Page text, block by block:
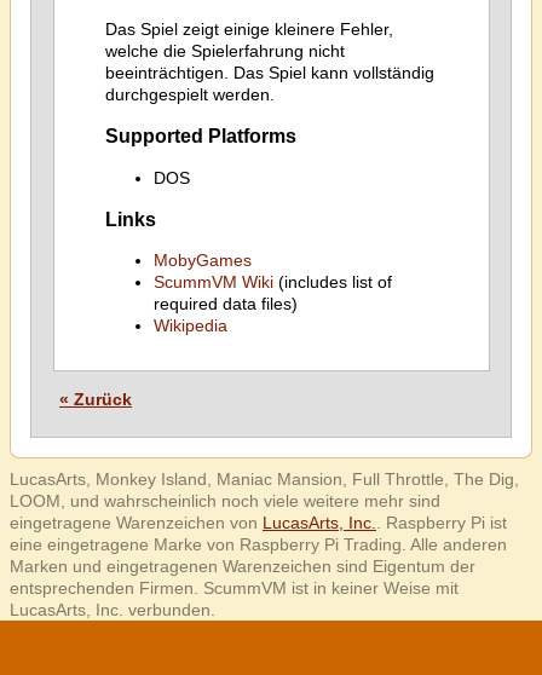
Das Spiel zeigt einige kleinere Fehler,
welche die Spielerfahrung nicht
beeinträchtigen. Das Spiel kann vollständig
durchgespielt werden.
Supported Platforms
DOS
Links
MobyGames
ScummVM Wiki(includes list of
required data files)
Wikipedia
« Zurück
LucasArts, Monkey Island, Maniac Mansion, Full Throttle, The Dig,
LOOM, und wahrscheinlich noch viele weitere mehr sind
eingetragene Warenzeichen von LucasArts, Inc.
. Raspberry Pi ist
eine eingetragene Marke von Raspberry Pi Trading. Alle anderen
Marken und eingetragenen Warenzeichen sind Eigentum der
entsprechenden Firmen. ScummVM ist in keiner Weise mit
LucasArts, Inc. verbunden.